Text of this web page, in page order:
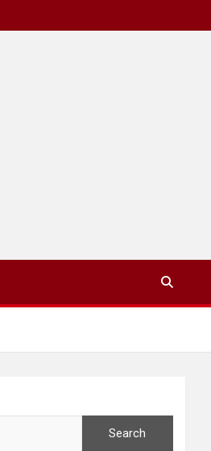
Search